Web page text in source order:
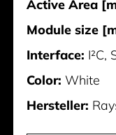
Active Area
Module size
Interface: I²C,
Color: White
Hersteller: